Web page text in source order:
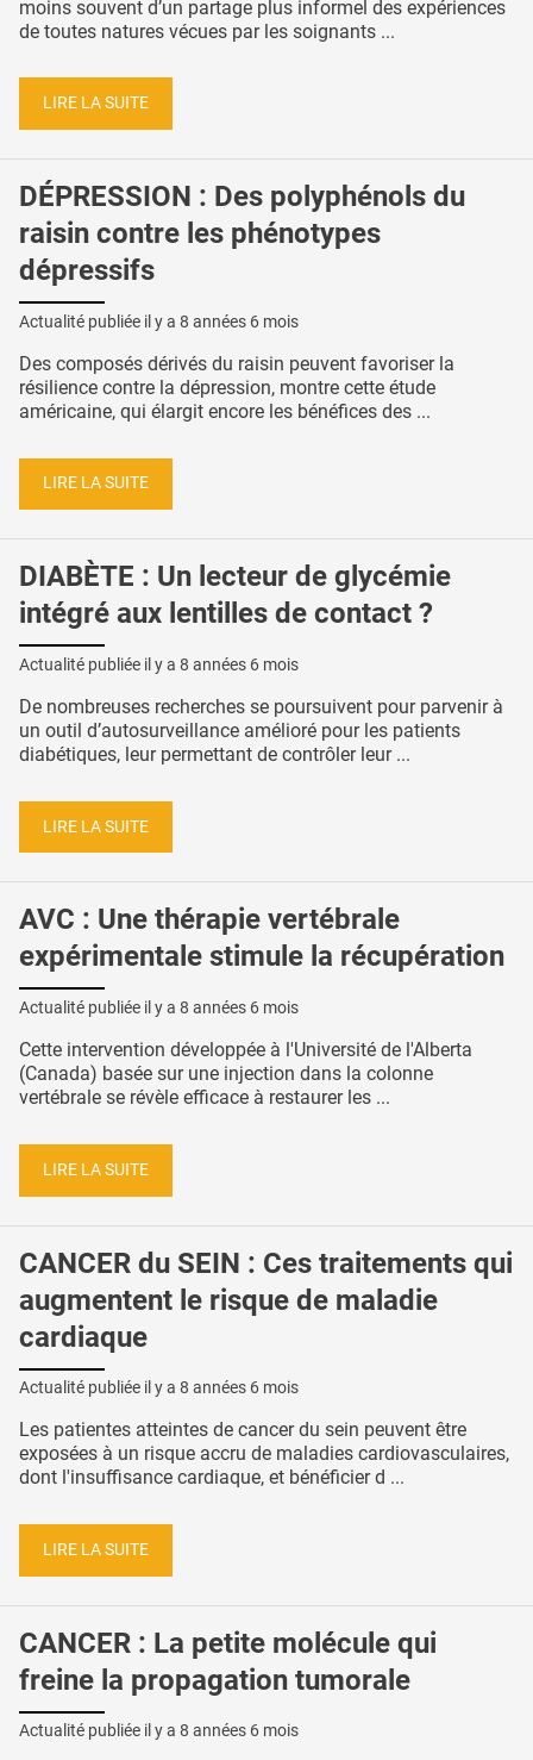
moins souvent d’un partage plus informel des expériences
de toutes natures vécues par les soignants ...
LIRE LA SUITE
DÉPRESSION : Des polyphénols du
raisin contre les phénotypes
dépressifs
Actualité publiée il y a 8 années 6 mois
Des composés dérivés du raisin peuvent favoriser la
résilience contre la dépression, montre cette étude
américaine, qui élargit encore les bénéfices des ...
LIRE LA SUITE
DIABÈTE : Un lecteur de glycémie
intégré aux lentilles de contact ?
Actualité publiée il y a 8 années 6 mois
De nombreuses recherches se poursuivent pour parvenir à
un outil d’autosurveillance amélioré pour les patients
diabétiques, leur permettant de contrôler leur ...
LIRE LA SUITE
AVC : Une thérapie vertébrale
expérimentale stimule la récupération
Actualité publiée il y a 8 années 6 mois
Cette intervention développée à l'Université de l'Alberta
(Canada) basée sur une injection dans la colonne
vertébrale se révèle efficace à restaurer les ...
LIRE LA SUITE
CANCER du SEIN : Ces traitements qui
augmentent le risque de maladie
cardiaque
Actualité publiée il y a 8 années 6 mois
Les patientes atteintes de cancer du sein peuvent être
exposées à un risque accru de maladies cardiovasculaires,
dont l'insuffisance cardiaque, et bénéficier d ...
LIRE LA SUITE
CANCER : La petite molécule qui
freine la propagation tumorale
Actualité publiée il y a 8 années 6 mois